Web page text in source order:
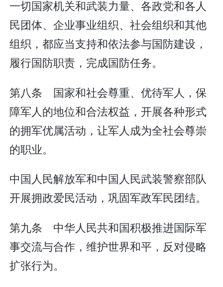
一切国家机关和武装力量、各政党和各人
民团体、企业事业组织、社会组织和其他
组织，都应当支持和依法参与国防建设，
履行国防职责，完成国防任务。
第八条 国家和社会尊重、优待军人，保
障军人的地位和合法权益，开展各种形式
的拥军优属活动，让军人成为全社会尊崇
的职业。
中国人民解放军和中国人民武装警察部队
开展拥政爱民活动，巩固军政军民团结。
第九条 中华人民共和国积极推进国际军
事交流与合作，维护世界和平，反对侵略
扩张行为。